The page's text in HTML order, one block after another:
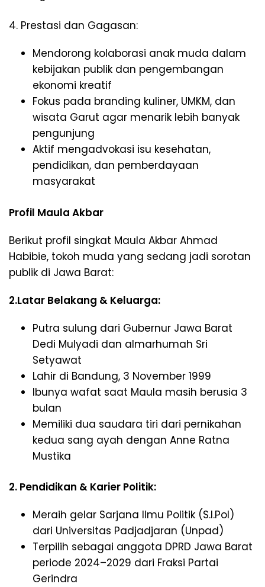
4. Prestasi dan Gagasan:
Mendorong kolaborasi anak muda dalam
kebijakan publik dan pengembangan
ekonomi kreatif
Fokus pada branding kuliner, UMKM, dan
wisata Garut agar menarik lebih banyak
pengunjung
Aktif mengadvokasi isu kesehatan,
pendidikan, dan pemberdayaan
masyarakat
Profil Maula Akbar
Berikut profil singkat Maula Akbar Ahmad
Habibie, tokoh muda yang sedang jadi sorotan
publik di Jawa Barat:
2.Latar Belakang & Keluarga:
Putra sulung dari Gubernur Jawa Barat
Dedi Mulyadi dan almarhumah Sri
Setyawat
Lahir di Bandung, 3 November 1999
Ibunya wafat saat Maula masih berusia 3
bulan
Memiliki dua saudara tiri dari pernikahan
kedua sang ayah dengan Anne Ratna
Mustika
2. Pendidikan & Karier Politik:
Meraih gelar Sarjana Ilmu Politik (S.I.Pol)
dari Universitas Padjadjaran (Unpad)
Terpilih sebagai anggota DPRD Jawa Barat
periode 2024–2029 dari Fraksi Partai
Gerindra